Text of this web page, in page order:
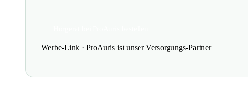
Werbe-Link · ProAuris ist unser Versorgungs-Partner